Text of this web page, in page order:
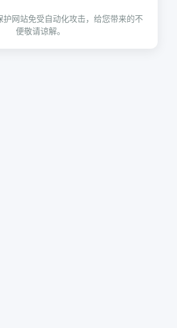
护网站免受自动化攻击，给您带来的不
便敬请谅解。